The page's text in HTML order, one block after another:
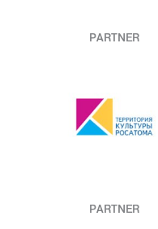
PARTNER
PARTNER